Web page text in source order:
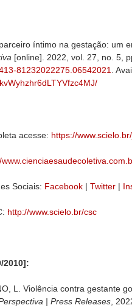
íntimo na gestação: um
[online]. 2022, vol. 27, no. 5,
81232022275.06542021
.
acesse: https://
Sociais: Facebook | Twitter |
http://www.scielo.br/csc
2010]:
L. Violência contra gestante
| Press Releases ,